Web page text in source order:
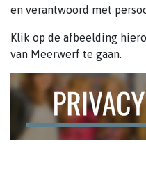
en verantwoord met
Klik op de afbeelding
van Meerwerf te gaan.